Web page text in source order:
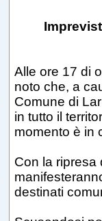
Alle ore 17 di
noto che, a
Comune di
in tutto il
momento è in
Con la ripresa
destinati